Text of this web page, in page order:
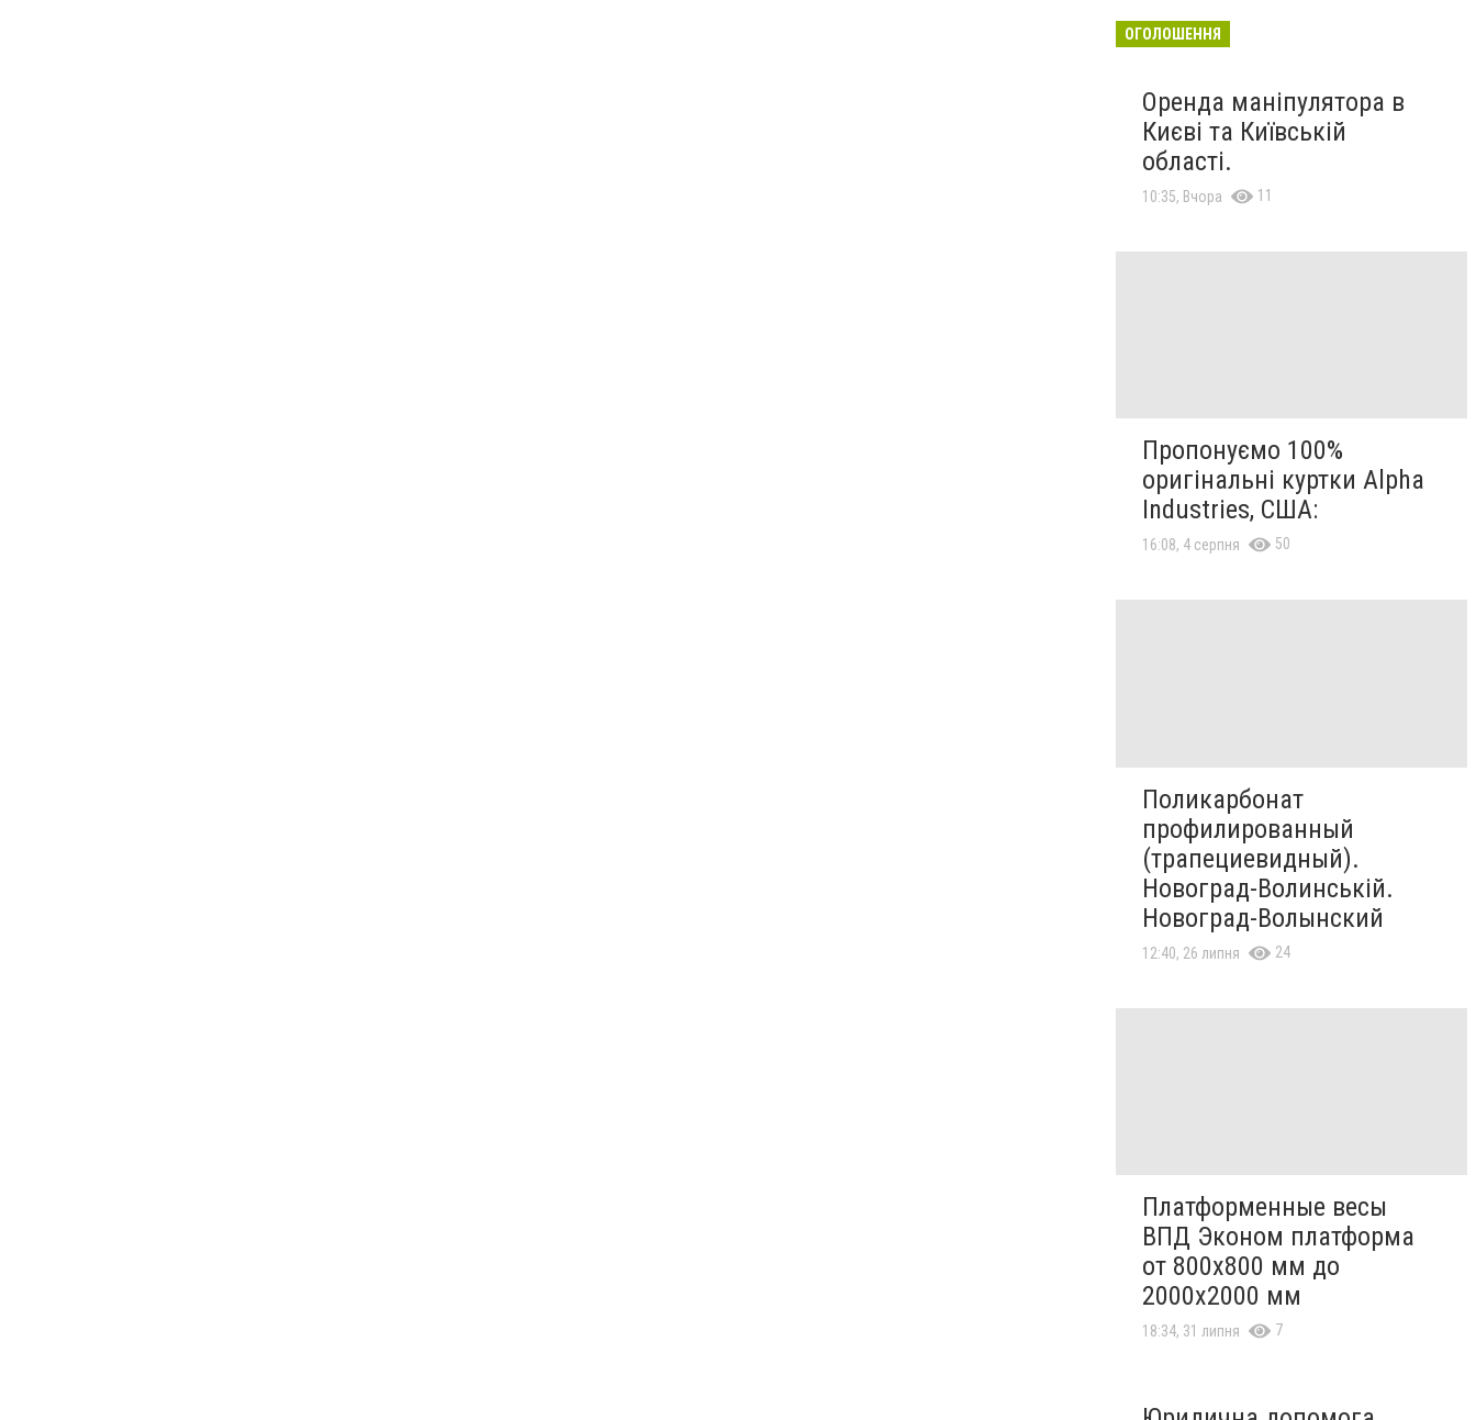
ОГОЛОШЕННЯ
Оренда маніпулятора в
Києві та Київській
області.
10:35, Вчора 11
Пропонуємо 100%
оригінальні куртки Alpha
Industries, США:
16:08, 4 серпня 50
Поликарбонат
профилированный
(трапециевидный).
Новоград-Волинській.
Новоград-Волынский
12:40, 26 липня 24
Платформенные весы
ВПД Эконом платформа
от 800х800 мм до
2000х2000 мм
18:34, 31 липня 7